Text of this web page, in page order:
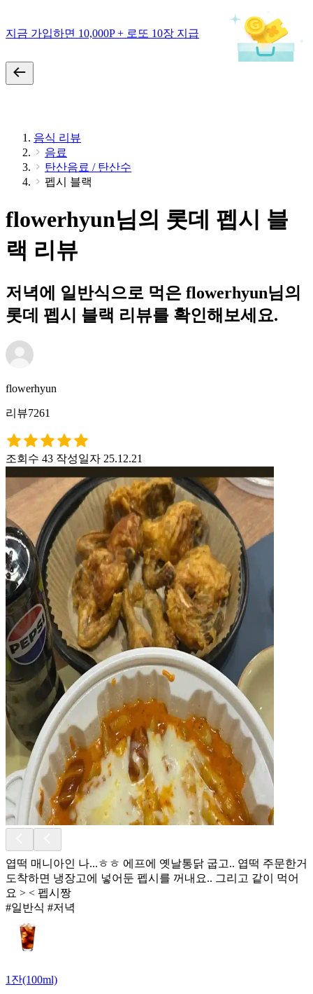
지금 가입하면 10,000P + 로또 10장 지급
음식 리뷰
음료
탄산음료 / 탄산수
펩시 블랙
flowerhyun님의 롯데 펩시 블
랙 리뷰
저녁에 일반식으로 먹은 flowerhyun님의
롯데 펩시 블랙 리뷰를 확인해보세요.
flowerhyun
리뷰7261
조회수 43 작성일자 25.12.21
엽떡 매니아인 나...ㅎㅎ 에프에 옛날통닭 굽고.. 엽떡 주문한거
도착하면 냉장고에 넣어둔 펩시를 꺼내요.. 그리고 같이 먹어
요 > < 펩시짱
#일반식 #저녁
1잔(100ml)